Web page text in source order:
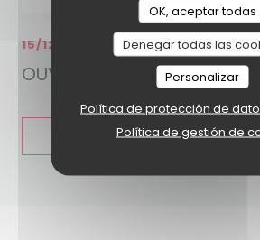
OK, aceptar todas
Denegar todas las
Personalizar
Política de protección de
Política de gestión de
OUVERTURE DU GRAND
15/12/2023
LEA EL ARTICULO